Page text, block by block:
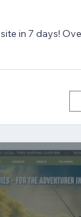
Over 15 years of